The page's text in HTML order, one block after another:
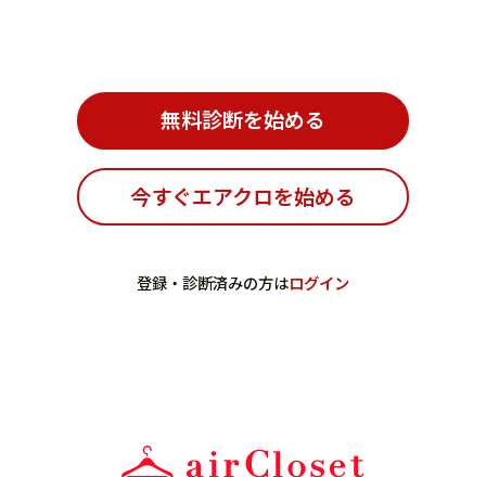
無料診断を始める
今すぐエアクロを始める
登録・診断済みの方はログイン